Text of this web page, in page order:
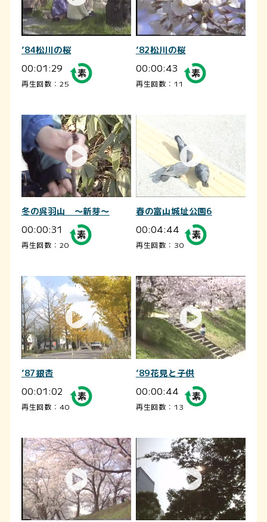
’84松川の桜
00:01:29
再生回数：25
’82松川の桜
00:00:43
再生回数：11
冬の呉羽山 ～新芽～
00:00:31
再生回数：20
春の富山城址公園6
00:04:44
再生回数：30
’87銀杏
00:01:02
再生回数：40
’89花見と子供
00:00:44
再生回数：13